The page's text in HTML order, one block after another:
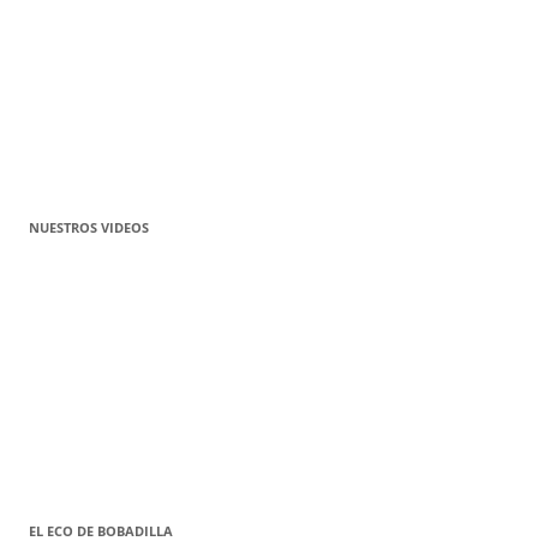
NUESTROS VIDEOS
EL ECO DE BOBADILLA